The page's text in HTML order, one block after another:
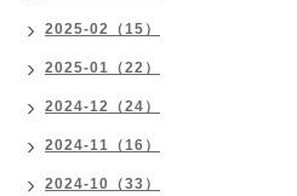
2025-02（15）
2025-01（22）
2024-12（24）
2024-11（16）
2024-10（33）